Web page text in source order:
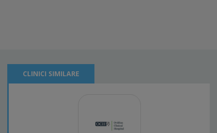
CLINICI SIMILARE